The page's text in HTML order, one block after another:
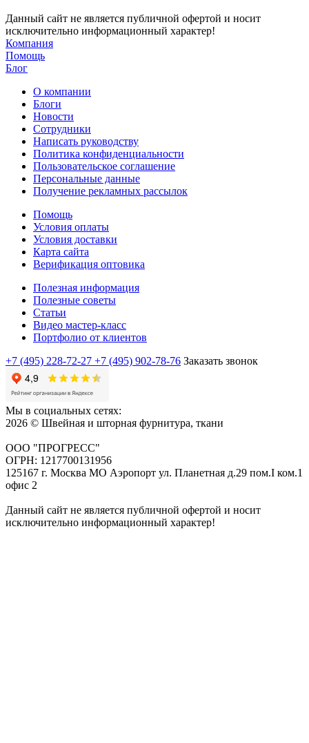
Данный сайт не является публичной офертой и носит
исключительно информационный характер!
Компания
Помощь
Блог
О компании
Блоги
Новости
Сотрудники
Написать руководству
Политика конфиденциальности
Пользовательское соглашение
Персональные данные
Получение рекламных рассылок
Помощь
Условия оплаты
Условия доставки
Карта сайта
Верификация оптовика
Полезная информация
Полезные советы
Статьи
Видео мастер-класс
Портфолио от клиентов
+7 (495) 228-72-27 +7 (495) 902-78-76 Заказать звонок
Мы в социальных сетях:
2026 © Швейная и шторная фурнитура, ткани
ООО "ПРОГРЕСС"
ОГРН: 1217700131956
125167 г. Москва МО Аэропорт ул. Планетная д.29 пом.I ком.1
офис 2
Данный сайт не является публичной офертой и носит
исключительно информационный характер!